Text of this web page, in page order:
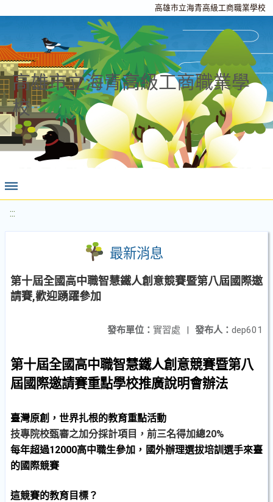
高雄市立海青高級工商職業學校
高雄市立海青高級工商職業學
校
:::
最新消息
第十屆全國高中職智慧鐵人創意競賽暨第八屆國際邀
請賽,歡迎踴躍參加
發布人： dep601
發布單位： 實習處 |
第十屆全國高中職智慧鐵人創意競賽暨第八
屆國際邀請賽重點學校推廣說明會辦法
臺灣原創，世界扎根的教育重點活動
技專院校甄審之加分採計項目，前三名得加總20%
每年超過12000高中職生參加，國外辦理選拔培訓選手來臺
的國際競賽
這競賽的教育目標？